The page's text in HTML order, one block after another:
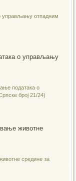
управљању отпадним
о управљању
података о
број 21/24)
животне
средине за